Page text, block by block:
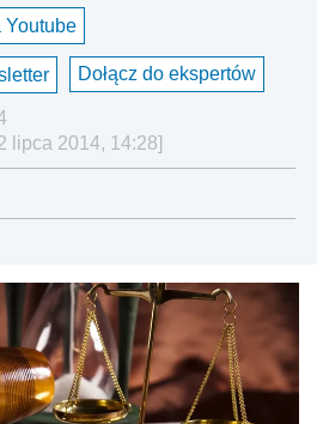
Youtube
Dołącz do ekspertów
lipca 2014, 14:28]